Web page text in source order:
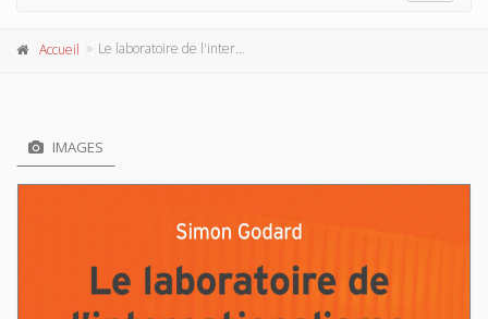
Accueil Le laboratoire de l'internationalisme
IMAGES